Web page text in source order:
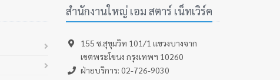
สำนักงานใหญ่ เอม สตาร์ เน็ทเวิร์ค
155 ซ.สุขุมวิท 101/1 เเขวงบางจาก
เขตพระโขนง กรุงเทพฯ 10260
ฝ่ายบริการ: 02-726-9030